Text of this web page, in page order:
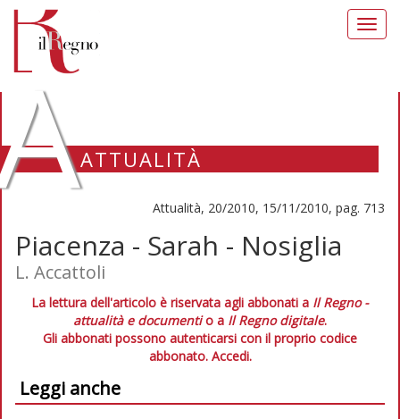
ATTUALITÀ
Attualità, 20/2010, 15/11/2010, pag. 713
Piacenza - Sarah - Nosiglia
L. Accattoli
La lettura dell'articolo è riservata agli abbonati a Il Regno -
attualità e documentio a Il Regno digitale.
Gli abbonati possono autenticarsi con il proprio codice
abbonato. Accedi.
Leggi anche